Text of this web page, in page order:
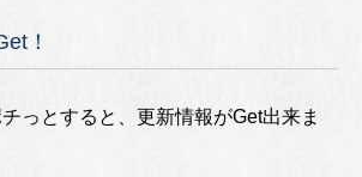
！
チっとすると、更新情報がGet出来ま